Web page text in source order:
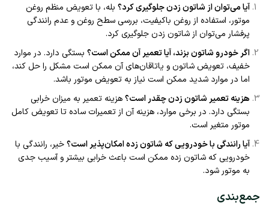
آیا می‌توان از شاتون زدن جلوگیری کرد؟ بله، با تعویض منظم روغن
موتور، استفاده از روغن باکیفیت، بررسی سطح روغن و عدم رانندگی
پرفشار می‌توان از شاتون زدن جلوگیری کرد.
اگر خودرو شاتون بزند، آیا تعمیر آن ممکن است؟ بستگی دارد. در موارد
خفیف، تعویض شاتون و یاتاقان‌های آن ممکن است مشکل را حل کند،
اما در موارد شدید ممکن است نیاز به تعویض موتور باشد.
هزینه تعمیر شاتون زدن چقدر است؟هزینه تعمیر به میزان خرابی
بستگی دارد. در برخی موارد، هزینه آن از تعمیرات ساده تا تعویض کامل
موتور متغیر است.
آیا رانندگی با خودرویی که شاتون زده امکان‌پذیر است؟خیر، رانندگی با
خودرویی که شاتون زده ممکن است باعث خرابی بیشتر و آسیب جدی
به موتور شود.
جمع‌بندی